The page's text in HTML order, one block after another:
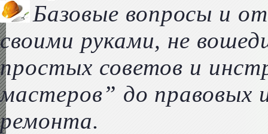
Базовые вопросы и
своими руками, не
простых советов и
мастеров” до правовых
ремонта.